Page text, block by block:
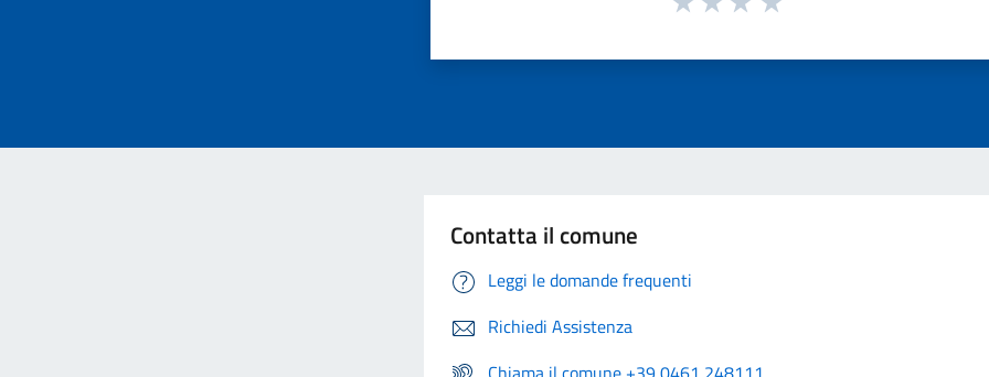
Contatta il comune
Leggi le domande frequenti
Richiedi Assistenza